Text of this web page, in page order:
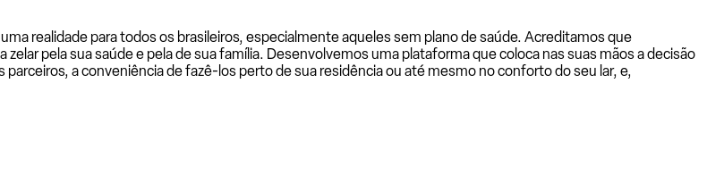
realidade para todos os brasileiros, especialmente aqueles sem plano de saúde. Acreditamos que
pela sua saúde e pela de sua família. Desenvolvemos uma plataforma que coloca nas suas mãos a decisão
a conveniência de fazê-los perto de sua residência ou até mesmo no conforto do seu lar, e,